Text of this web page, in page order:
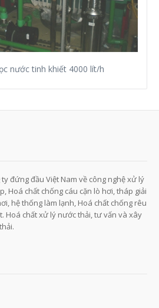
nước tinh khiết 4000 lít/h
ty đứng đầu Việt Nam về công nghệ xử lý
Hoá chất chống cáu cặn lò hơi, tháp giải
hệ thống làm lạnh, Hoá chất chống rêu
Hoá chất xử lý nước thải, tư vấn và xây